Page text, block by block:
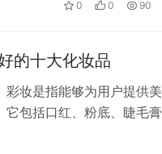
0 0 90
的十大化妆品
妆是指能够为用户提供
包括口红、粉底、睫毛膏